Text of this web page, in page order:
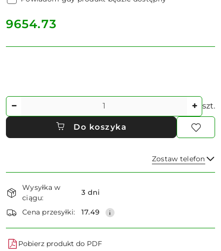
cena:
9654.73
Ilość szt.
Do koszyka
Zostaw telefon
Dostępność
i
dostawa
Wysyłka w
ciągu:
3 dni
Cena przesyłki: 17.49
Pobierz produkt do PDF